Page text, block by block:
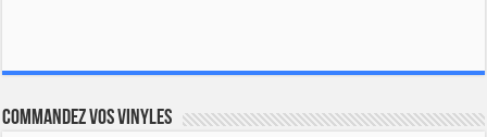
Commandez vos vinyles